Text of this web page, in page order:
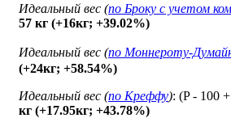
Идеальный вес (по Броку c учетом
57 кг (+16кг; +39.02%)
Идеальный вес (по Моннероту-
(+24кг; +58.54%)
Идеальный вес (по Креффу): (P - 100
кг (+17.95кг; +43.78%)